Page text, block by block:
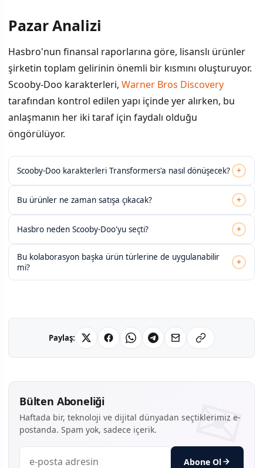
Pazar Analizi
Hasbro'nun finansal raporlarına göre, lisanslı ürünler
şirketin toplam gelirinin önemli bir kısmını oluşturuyor.
Scooby-Doo karakterleri, Warner Bros Discovery
tarafından kontrol edilen yapı içinde yer alırken, bu
anlaşmanın her iki taraf için faydalı olduğu
öngörülüyor.
Scooby-Doo karakterleri Transformers'a nasıl dönüşecek? +
Bu ürünler ne zaman satışa çıkacak? +
Hasbro neden Scooby-Doo'yu seçti? +
Bu kolaborasyon başka ürün türlerine de uygulanabilir
mi?
+
Paylaş:
Bülten Aboneliği
Haftada bir, teknoloji ve dijital dünyadan seçtiklerimiz e-
postanda. Spam yok, sadece içerik.
Abone Ol